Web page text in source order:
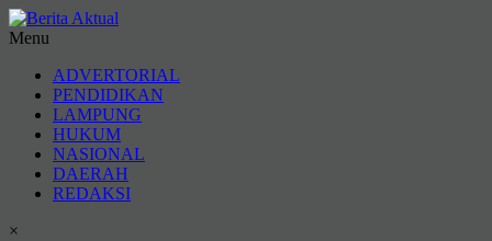
Lompat
ke
Aktual
terpercaya
Menu
ADVERTORIAL
PENDIDIKAN
LAMPUNG
HUKUM
NASIONAL
DAERAH
REDAKSI
×